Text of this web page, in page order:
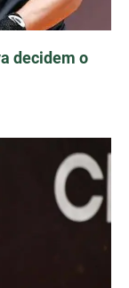
decidem o